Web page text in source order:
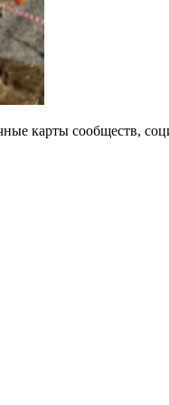
карты сообществ,